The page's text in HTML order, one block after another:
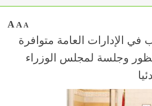
A A A
الإدارات العامة متوافرة
وجلسة لمجلس الوزراء